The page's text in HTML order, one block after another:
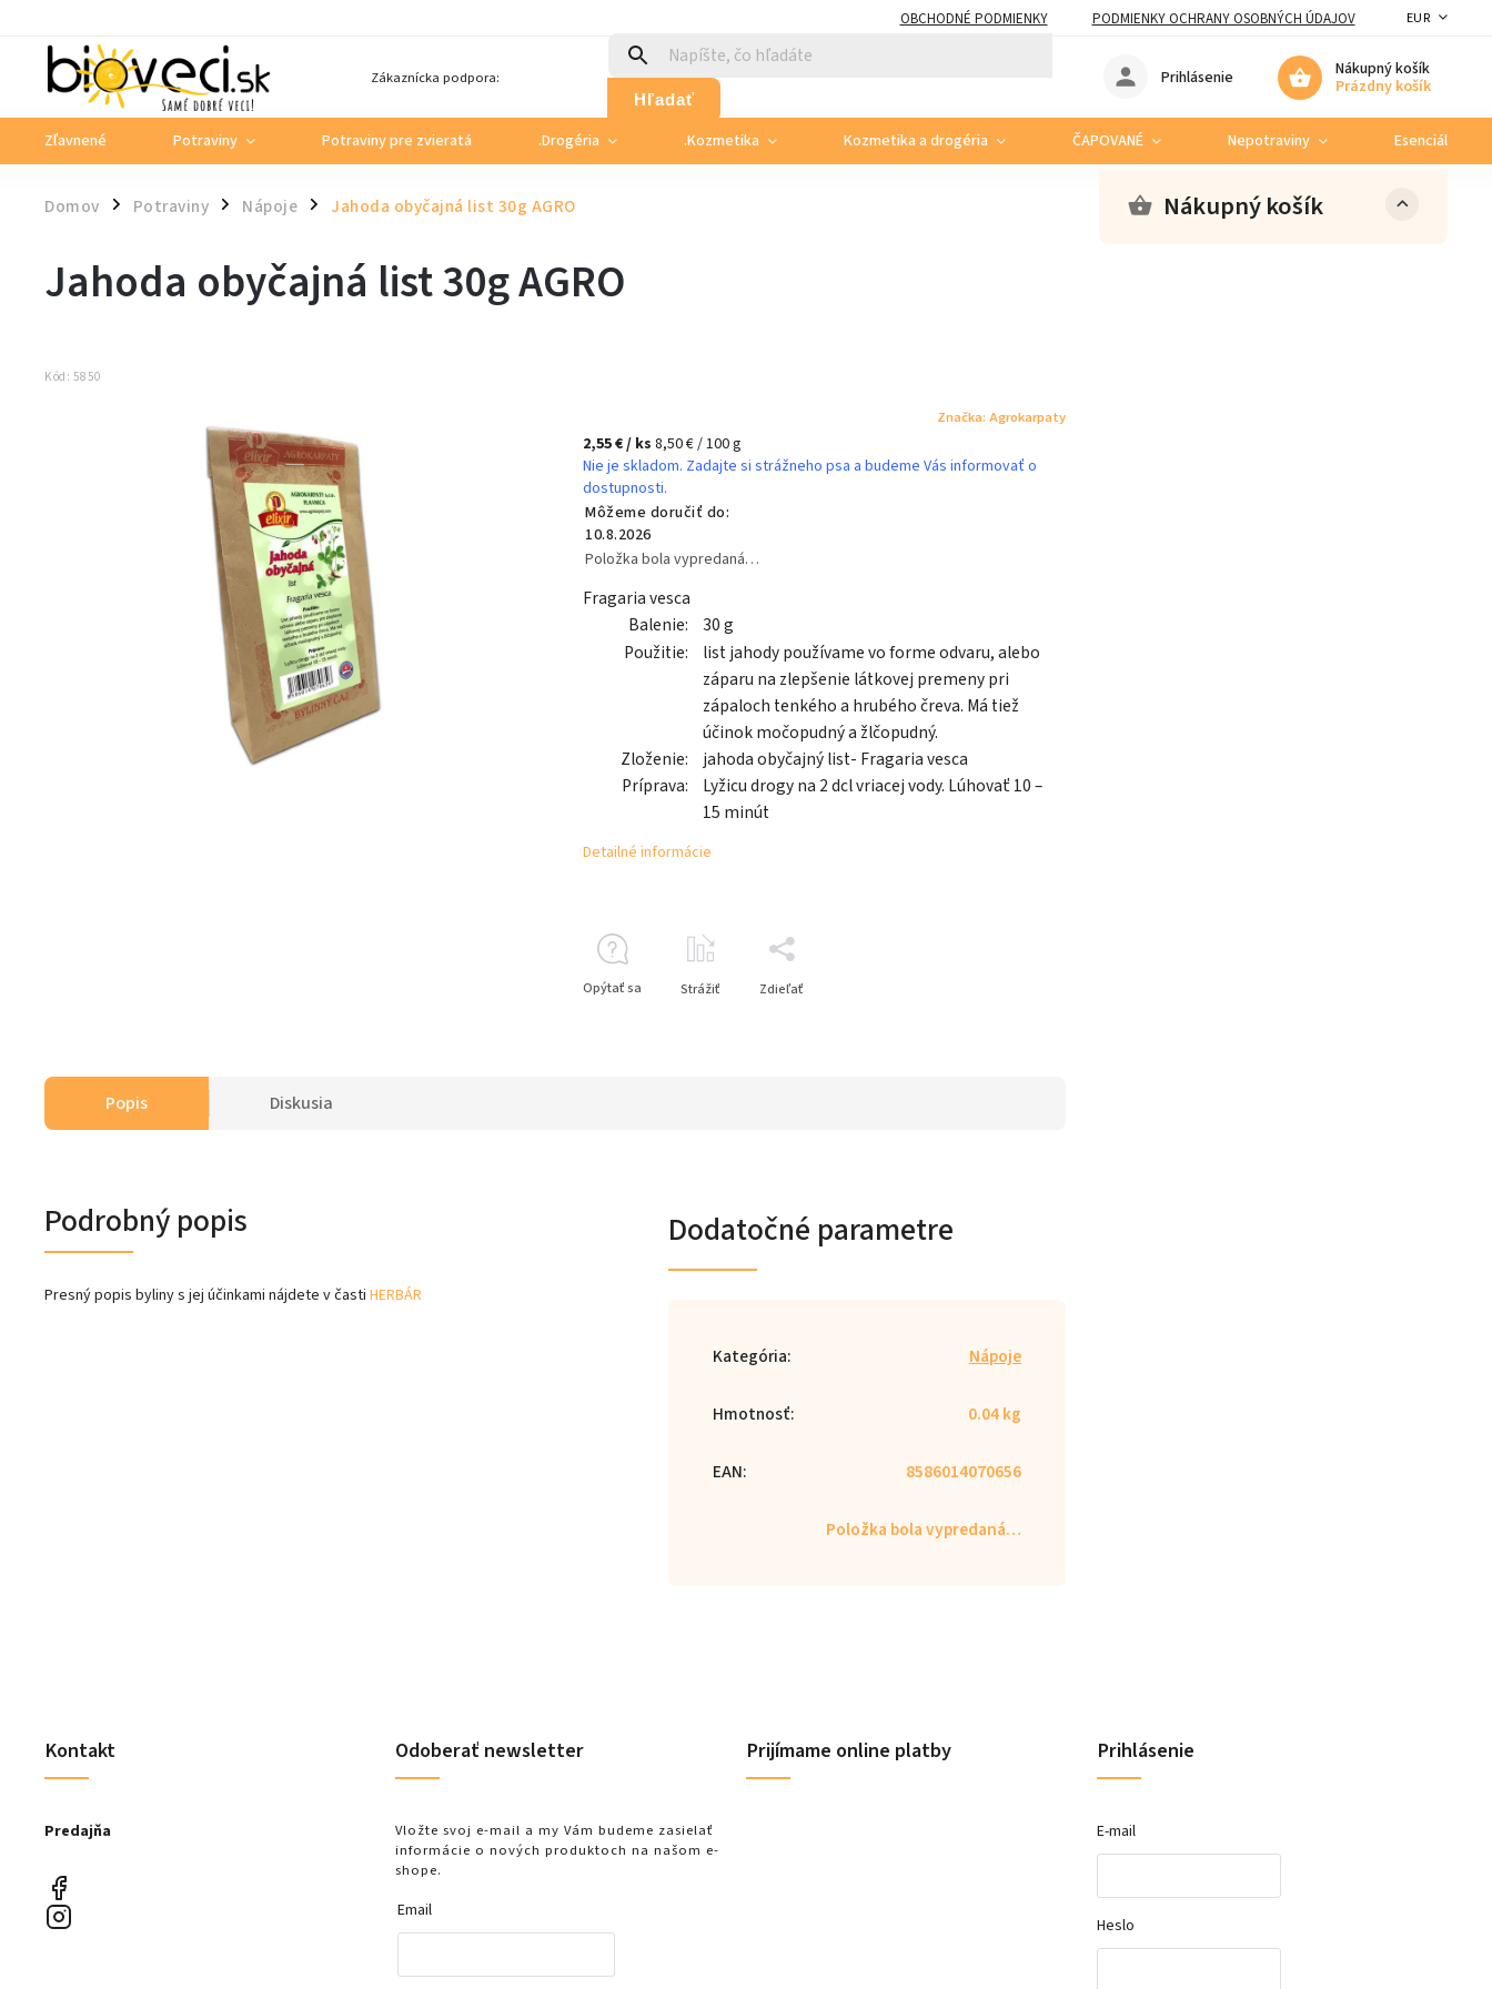
OBCHODNÉ PODMIENKY PODMIENKY OCHRANY OSOBNÝCH ÚDAJOV EUR
Zákaznícka podpora:
Hľadať
Nákupný košík
Prázdny košík
Prihlásenie
Zľavnené Potraviny Potraviny pre zvieratá .Drogéria .Kozmetika Kozmetika a drogéria ČAPOVANÉ Nepotraviny Esenciálne
Domov / Potraviny / Nápoje / Jahoda obyčajná list 30g AGRO Nákupný košík
Jahoda obyčajná list 30g AGRO
Kód: 5850
Značka: Agrokarpaty
2,55 €/ ks 8,50 € / 100 g
Nie je skladom. Zadajte si strážneho psa a budeme Vás informovať o
dostupnosti.
Môžeme doručiť do:
10.8.2026
Položka bola vypredaná…
Fragaria vesca
Balenie:
30 g
Použitie:
list jahody používame vo forme odvaru, alebo
záparu na zlepšenie látkovej premeny pri
zápaloch tenkého a hrubého čreva. Má tiež
účinok močopudný a žlčopudný.
Zloženie:
jahoda obyčajný list- Fragaria vesca
Príprava:
Lyžicu drogy na 2 dcl vriacej vody. Lúhovať 10 –
15 minút
Detailné informácie
Opýtať sa Strážiť Zdieľať
Popis Diskusia
Podrobný popis
Presný popis byliny s jej účinkami nájdete v časti HERBÁR
Dodatočné parametre
Kategória: Nápoje
Hmotnosť: 0.04 kg
EAN: 8586014070656
Položka bola vypredaná…
Kontakt
Predajňa
Odoberať newsletter
Vložte svoj e-mail a my Vám budeme zasielať
informácie o nových produktoch na našom e-
shope.
Email
Prijímame online platby Prihlásenie
E-mail
Heslo